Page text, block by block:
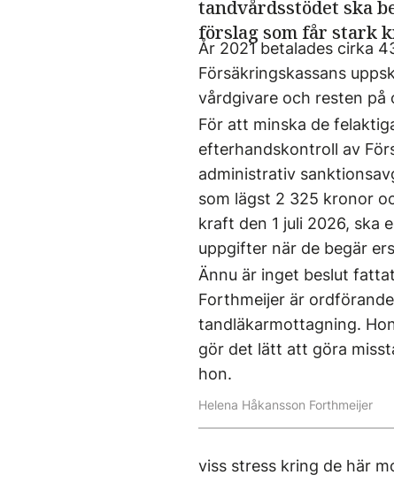
tandvårdsstödet ska
förslag som får stark
År 2021 betalades cirka
Försäkringskassans
vårdgivare och resten på
För att minska de
efterhandskontroll av
administrativ
som lägst 2 325 kronor
kraft den 1 juli 2026, ska
uppgifter när de begär
Ännu är inget beslut
Forthmeijer är
tandläkarmottagning.
gör det lätt att göra
hon.
Helena Håkansson Forthmeijer
viss stress kring de här